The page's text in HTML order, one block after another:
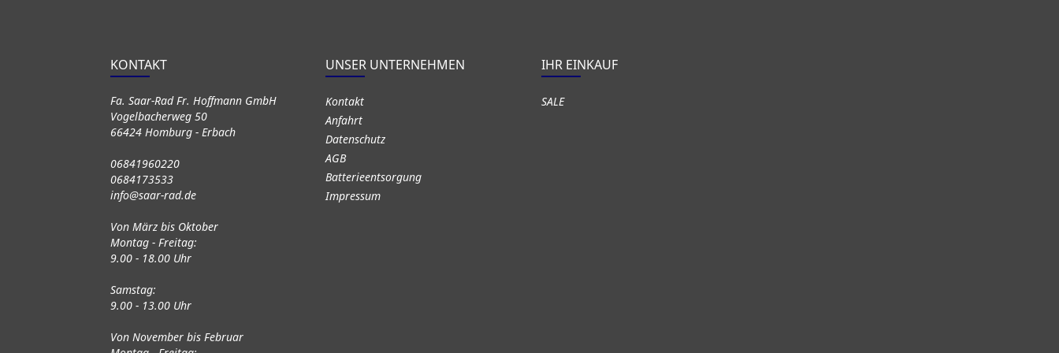
KONTAKT
Fa. Saar-Rad Fr. Hoffmann GmbH
Vogelbacherweg 50
66424 Homburg - Erbach
06841960220
0684173533
info@saar-rad.de
Von März bis Oktober
Montag - Freitag:
9.00 - 18.00 Uhr
Samstag:
9.00 - 13.00 Uhr
Von November bis Februar
UNSER UNTERNEHMEN
Kontakt
Anfahrt
Datenschutz
AGB
Batterieentsorgung
Impressum
IHR EINKAUF
SALE